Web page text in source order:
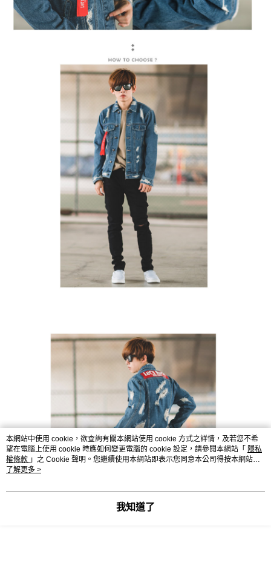
本網站中使用 cookie，欲查詢有關本網站使用 cookie 方式之詳情，及若您不希
望在電腦上使用 cookie 時應如何變更電腦的 cookie 設定，請參閱本網站「 隱私
權條款 」之 Cookie 聲明。您繼續使用本網站即表示您同意本公司得按本網站使
用條款之 Cookie 聲明使用 cookie。
了解更多 >
我知道了